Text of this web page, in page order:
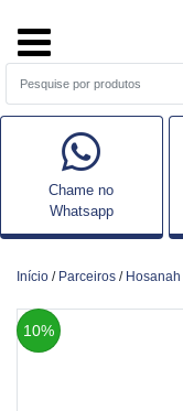
Chame no
Whatsapp
Início / Parceiros / Hosanah
10%